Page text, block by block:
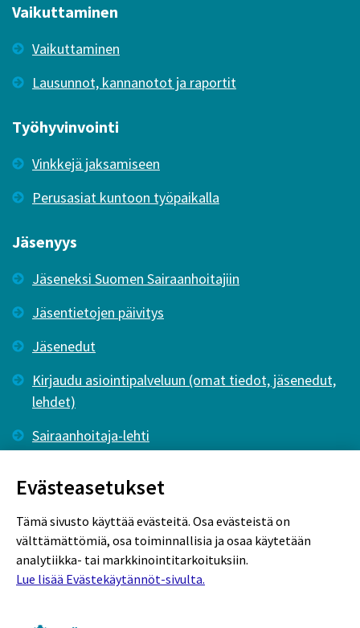
Vaikuttaminen
Vaikuttaminen
Lausunnot, kannanotot ja raportit
Työhyvinvointi
Vinkkejä jaksamiseen
Perusasiat kuntoon työpaikalla
Jäsenyys
Jäseneksi Suomen Sairaanhoitajiin
Jäsentietojen päivitys
Jäsenedut
Kirjaudu asiointipalveluun (omat tiedot, jäsenedut,
lehdet)
Sairaanhoitaja-lehti
Evästeasetukset
Tämä sivusto käyttää evästeitä. Osa evästeistä on
välttämättömiä, osa toiminnallisia ja osaa käytetään
analytiikka- tai markkinointitarkoituksiin.
Lue lisää Evästekäytännöt-sivulta.